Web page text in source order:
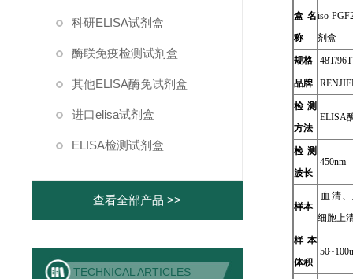
科研ELISA试剂盒
酶联免疫检测试剂盒
其他ELISA酶免试剂盒
进口elisa试剂盒
ELISA检测试剂盒
查看全部产品 >>
TECHNICAL ARTICLES
盒名
称
iso-
剂盒
规格 48T/96T
品牌
检测
方法
ELISA
检测
波长
450nm
样本
血清
细胞上
样本
体积